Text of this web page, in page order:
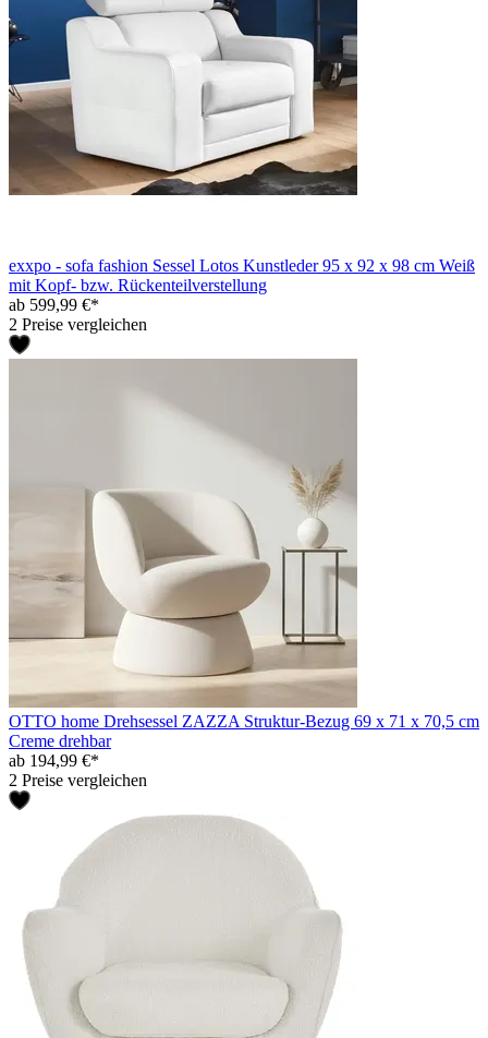
exxpo - sofa fashion Sessel Lotos Kunstleder 95 x 92 x 98 cm Weiß
mit Kopf- bzw. Rückenteilverstellung
ab 599,99 €*
2 Preise vergleichen
OTTO home Drehsessel ZAZZA Struktur-Bezug 69 x 71 x 70,5 cm
Creme drehbar
ab 194,99 €*
2 Preise vergleichen